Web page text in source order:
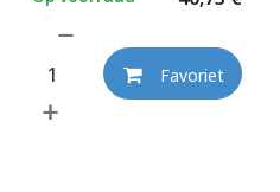
Favoriet